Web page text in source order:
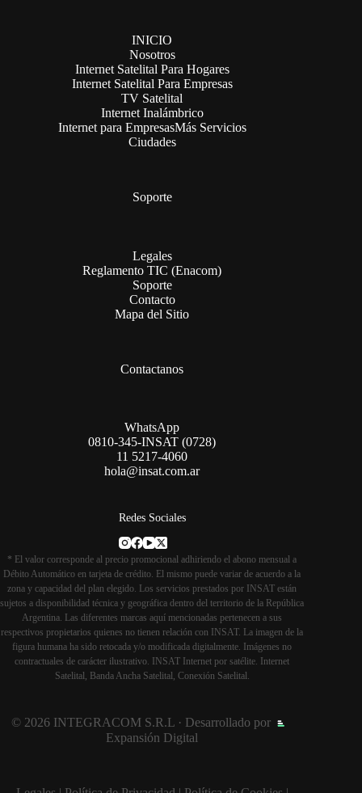
INICIO
Nosotros
Internet Satelital Para Hogares
Internet Satelital Para Empresas
TV Satelital
Internet Inalámbrico
Internet para EmpresasMás Servicios
Ciudades
Soporte
Legales
Reglamento TIC (Enacom)
Soporte
Contacto
Mapa del Sitio
Contactanos
WhatsApp
0810-345-INSAT (0728)
11 5217-4060
hola@insat.com.ar
Redes Sociales
* El valor corresponde al precio promocional adhiriendo el abono mensual a
Débito Automático en tarjeta de crédito. El mismo puede variar de acuerdo a la
zona y capacidad del plan elegido. Los servicios prestados por INSAT están
sujetos a disponibilidad técnica y geográfica dentro del territorio de la República
Argentina. Las diferentes marcas aquí mencionadas pertenecen a sus
respectivos propietarios quienes no tienen relación con INSAT. La imagen de la
figura humana ha sido retocada y/o modificada digitalmente. Imágenes no
contractuales de carácter ilustrativo. INSAT Internet por satélite. Internet
Satelital, Banda Ancha Satelital, Conexión Satelital.
© 2026 INTEGRACOM S.R.L · Desarrollado por
Expansión Digital